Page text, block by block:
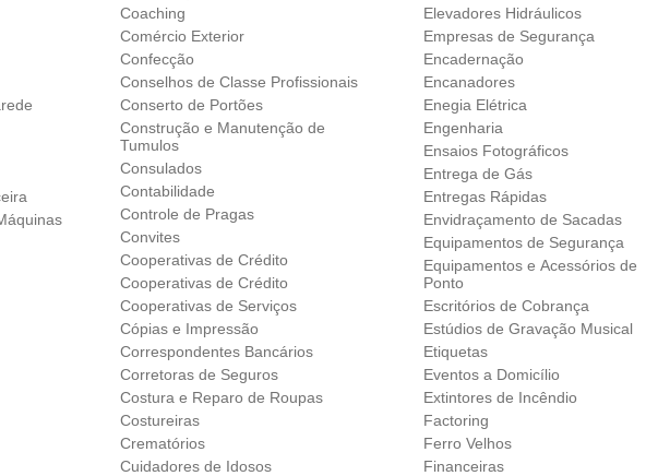
Coaching
Comércio Exterior
Confecção
Conselhos de Classe Profissionais
Conserto de Portões
Construção e Manutenção de
Tumulos
Consulados
Contabilidade
Controle de Pragas
Convites
Cooperativas de Crédito
Cooperativas de Crédito
Cooperativas de Serviços
Cópias e Impressão
Correspondentes Bancários
Corretoras de Seguros
Costura e Reparo de Roupas
Costureiras
Crematórios
Cuidadores de Idosos
Elevadores Hidráulicos
Empresas de Segurança
Encadernação
Encanadores
Enegia Elétrica
Engenharia
Ensaios Fotográficos
Entrega de Gás
Entregas Rápidas
Envidraçamento de Sacadas
Equipamentos de Segurança
Equipamentos e Acessórios de
Ponto
Escritórios de Cobrança
Estúdios de Gravação Musical
Etiquetas
Eventos a Domicílio
Extintores de Incêndio
Factoring
Ferro Velhos
Financeiras